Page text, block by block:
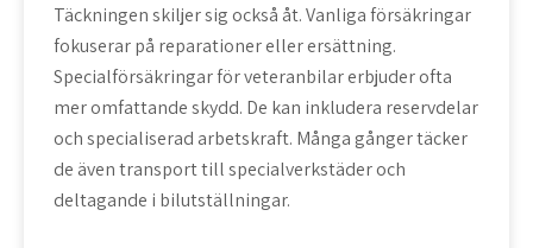
Täckningen skiljer sig också åt. Vanliga försäkringar
fokuserar på reparationer eller ersättning.
Specialförsäkringar för veteranbilarerbjuder ofta
mer omfattande skydd. De kan inkludera reservdelar
och specialiserad arbetskraft. Många gånger täcker
de även transport till specialverkstäder och
deltagande i bilutställningar.